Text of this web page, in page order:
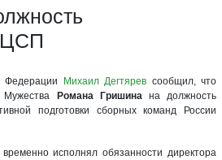
ЦСП
Федерации Михаил Дегтярев сообщил, что
Мужества
Романа Гришинана должность
подготовки сборных команд России
исполнял обязанности директора